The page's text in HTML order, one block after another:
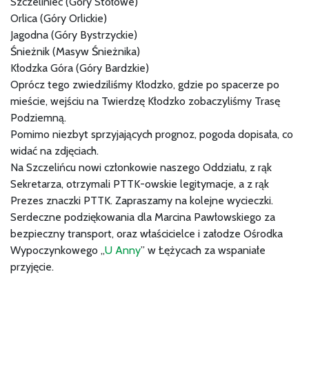
Orlica (Góry Orlickie)
Jagodna (Góry Bystrzyckie)
Śnieżnik (Masyw Śnieżnika)
Kłodzka Góra (Góry Bardzkie)
Oprócz tego zwiedziliśmy Kłodzko, gdzie po spacerze po
mieście, wejściu na Twierdzę Kłodzko zobaczyliśmy Trasę
Podziemną.
Pomimo niezbyt sprzyjających prognoz, pogoda dopisała, co
widać na zdjęciach.
Na Szczelińcu nowi członkowie naszego Oddziału, z rąk
Sekretarza, otrzymali PTTK-owskie legitymacje, a z rąk
Prezes znaczki PTTK. Zapraszamy na kolejne wycieczki.
Serdeczne podziękowania dla Marcina Pawłowskiego za
bezpieczny transport, oraz właścicielce i załodze Ośrodka
Wypoczynkowego „U Anny” w Łężycach za wspaniałe
przyjęcie.